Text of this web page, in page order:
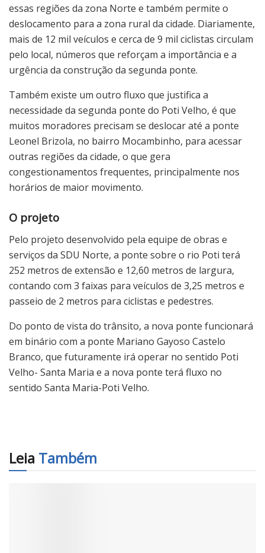
essas regiões da zona Norte e também permite o
deslocamento para a zona rural da cidade. Diariamente,
mais de 12 mil veículos e cerca de 9 mil ciclistas circulam
pelo local, números que reforçam a importância e a
urgência da construção da segunda ponte.
Também existe um outro fluxo que justifica a
necessidade da segunda ponte do Poti Velho, é que
muitos moradores precisam se deslocar até a ponte
Leonel Brizola, no bairro Mocambinho, para acessar
outras regiões da cidade, o que gera
congestionamentos frequentes, principalmente nos
horários de maior movimento.
O projeto
Pelo projeto desenvolvido pela equipe de obras e
serviços da SDU Norte, a ponte sobre o rio Poti terá
252 metros de extensão e 12,60 metros de largura,
contando com 3 faixas para veículos de 3,25 metros e
passeio de 2 metros para ciclistas e pedestres.
Do ponto de vista do trânsito, a nova ponte funcionará
em binário com a ponte Mariano Gayoso Castelo
Branco, que futuramente irá operar no sentido Poti
Velho- Santa Maria e a nova ponte terá fluxo no
sentido Santa Maria-Poti Velho.
Leia Também